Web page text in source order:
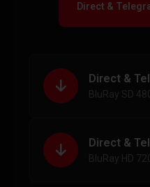
Direct &
Direct &
BluRay SD
Direct &
BluRay HD